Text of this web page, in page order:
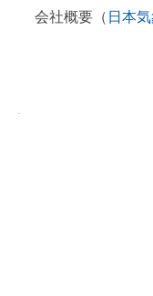
会社概要（ 日本